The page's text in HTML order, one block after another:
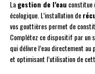
Lagestion de l’eau constitue
écologique. L’installation de
vos gouttières permet de
Complétez ce dispositif par un
qui délivre l’eau directement
et optimisant l’utilisation de